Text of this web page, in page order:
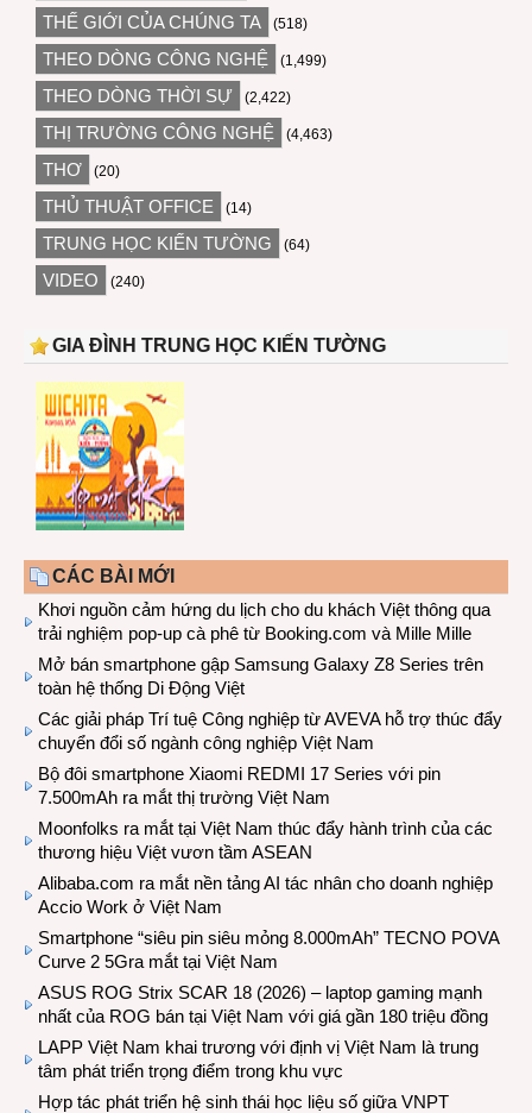
THẾ GIỚI CỦA CHÚNG TA (518)
THEO DÒNG CÔNG NGHỆ (1,499)
THEO DÒNG THỜI SỰ (2,422)
THỊ TRƯỜNG CÔNG NGHỆ (4,463)
THƠ (20)
THỦ THUẬT OFFICE (14)
TRUNG HỌC KIẾN TƯỜNG (64)
VIDEO (240)
GIA ĐÌNH TRUNG HỌC KIẾN TƯỜNG
CÁC BÀI MỚI
Khơi nguồn cảm hứng du lịch cho du khách Việt thông qua
trải nghiệm pop-up cà phê từ Booking.com và Mille Mille
Mở bán smartphone gập Samsung Galaxy Z8 Series trên
toàn hệ thống Di Động Việt
Các giải pháp Trí tuệ Công nghiệp từ AVEVA hỗ trợ thúc đẩy
chuyển đổi số ngành công nghiệp Việt Nam
Bộ đôi smartphone Xiaomi REDMI 17 Series với pin
7.500mAh ra mắt thị trường Việt Nam
Moonfolks ra mắt tại Việt Nam thúc đẩy hành trình của các
thương hiệu Việt vươn tầm ASEAN
Alibaba.com ra mắt nền tảng AI tác nhân cho doanh nghiệp
Accio Work ở Việt Nam
Smartphone “siêu pin siêu mỏng 8.000mAh” TECNO POVA
Curve 2 5Gra mắt tại Việt Nam
ASUS ROG Strix SCAR 18 (2026) – laptop gaming mạnh
nhất của ROG bán tại Việt Nam với giá gần 180 triệu đồng
LAPP Việt Nam khai trương với định vị Việt Nam là trung
tâm phát triển trọng điểm trong khu vực
Hợp tác phát triển hệ sinh thái học liệu số giữa VNPT